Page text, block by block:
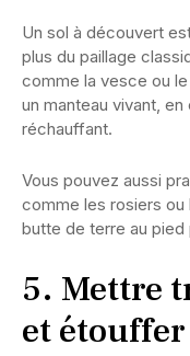
Un sol à découvert
plus du paillage
comme la vesce ou
un manteau vivant,
réchauffant.
Vous pouvez aussi
comme les rosiers
butte de terre au pied
5. Mettre
et